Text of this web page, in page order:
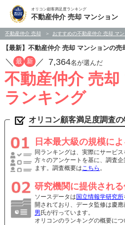
オリコン顧客満足度ランキング
不動産仲介 売却 マンション
不動産仲介 売却 おすすめの不動産仲介 売却 マ
【最新】不動産仲介 売却 マンションの
／ 最 新 ／ 7,364名が選んだ
不動産仲介 売
ランキング
オリコン顧客満足度調査
日本最大級の規模に
同ランキングは、実際にサービ
方々のアンケートを基に、調査
ます。調査概要はこちら 。
研究機関に提供され
ソースデータは 国立情報学研究所
開されており、データ監修は慶應
男 氏が行っています。
オリコンのランキングの概要につ